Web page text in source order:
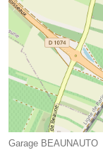
Garage BEAUNAUTO